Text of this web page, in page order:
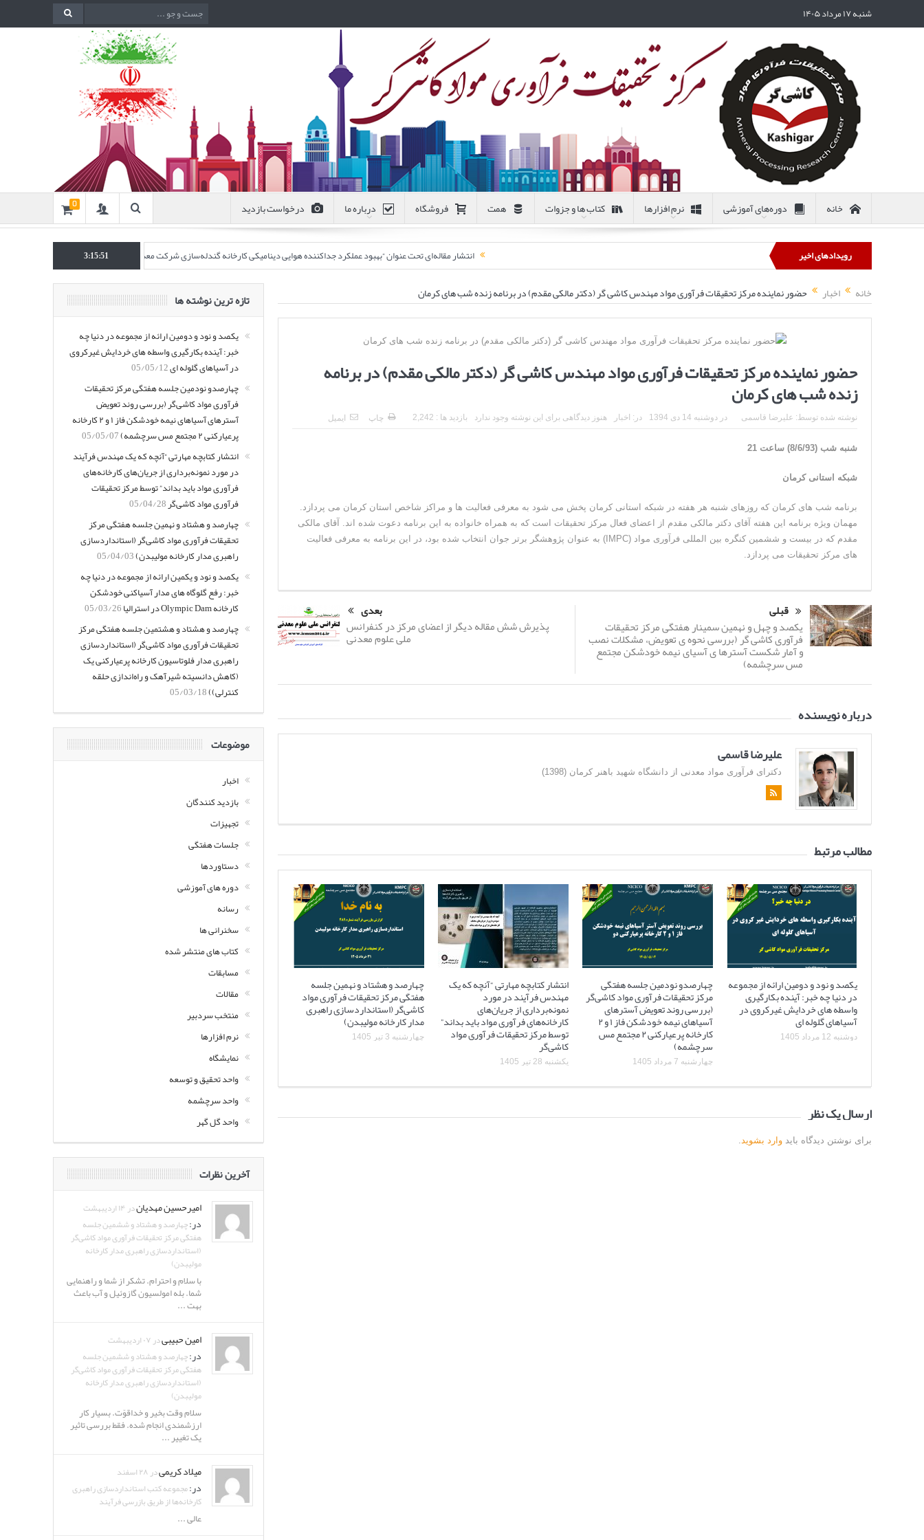
شنبه ۱۷ مرداد ۱۴۰۵
خانه دوره‌های آموزشی نرم افزارها کتاب ها و جزوات همت فروشگاه درباره ما درخواست بازدید 0
رویدادهای اخیر انتشار مقاله‌ای تحت عنوان “بهبود عملکرد جداکننده هوایی دینامیکی کارخانه گندله‌سازی شرکت معدنی و صنعتی گل‌گهر” در نشریه
3:15:52
خانه اخبار حضور نماینده مرکز تحقیقات فرآوری مواد مهندس کاشی گر (دکتر مالکی مقدم) در برنامه زنده شب های کرمان
حضور نماینده مرکز تحقیقات فرآوری مواد مهندس کاشی گر (دکتر مالکی مقدم) در برنامه
زنده شب های کرمان
نوشته شده توسط: علیرضا قاسمی دردوشنبه 14 دی 1394 در: اخبار هنوز دیدگاهی برای این نوشته وجود ندارد بازدید ها : 2,242 چاپ ایمیل
شنبه شب (8/6/93) ساعت 21
شبکه استانی کرمان
برنامه شب های کرمان که روزهای شنبه هر هفته در شبکه استانی کرمان پخش می شود به معرفی فعالیت ها و مراکز شاخص استان کرمان می پردازد.
مهمان ویژه برنامه این هفته آقای دکتر مالکی مقدم از اعضای فعال مرکز تحقیقات است که به همراه خانواده به این برنامه دعوت شده اند. آقای مالکی
مقدم که در بیست و ششمین کنگره بین المللی فرآوری مواد (IMPC) به عنوان پژوهشگر برتر جوان انتخاب شده بود، در این برنامه به معرفی فعالیت
های مرکز تحقیقات می پردازد.
قبلی
یکصد و چهل و نهمین سمینار هفتگی مرکز تحقیقات
فرآوری کاشی گر (بررسی نحوه ی تعویض، مشکلات نصب
و آمار شکست آسترها ی آسیای نیمه خودشکن مجتمع
مس سرچشمه)
بعدی
پذیرش شش مقاله دیگر از اعضای مرکز در کنفرانس
ملی علوم معدنی
درباره نویسنده
علیرضا قاسمی
دکترای فرآوری مواد معدنی از دانشگاه شهید باهنر کرمان (1398)
مطالب مرتبط
یکصد و نود و دومین ارائه از مجموعه
در دنیا چه خبر: آینده بکارگیری
واسطه های خردایش غیرکروی در
آسیاهای گلوله ای
دوشنبه 12 مرداد 1405
چهارصدو نودمین جلسه هفتگی
مرکز تحقیقات فرآوری مواد کاشی‌گر
(بررسی روند تعویض آسترهای
آسیاهای نیمه خودشکن فاز ۱ و ۲
کارخانه پرعیارکنی ۲ مجتمع مس
سرچشمه)
چهارشنبه 7 مرداد 1405
انتشار کتابچه مهارتی “آنچه که یک
مهندس فرآیند در مورد
نمونه‌برداری از جریان‌های
کارخانه‌های فرآوری مواد باید بداند”
توسط مرکز تحقیقات فرآوری مواد
کاشی‌گر
یکشنبه 28 تیر 1405
چهارصد و هشتاد و نهمین جلسه
هفتگی مرکز تحقیقات فرآوری مواد
کاشی‌گر (استانداردسازی راهبری
مدار کارخانه مولیبدن)
چهارشنبه 3 تیر 1405
ارسال یک نظر
برای نوشتن دیدگاه بایدوارد بشوید
تازه ترین نوشته ها
یکصد و نود و دومین ارائه از مجموعه در دنیا چه
خبر: آینده بکارگیری واسطه های خردایش غیرکروی
در آسیاهای گلوله ای05/05/12
چهارصدو نودمین جلسه هفتگی مرکز تحقیقات
فرآوری مواد کاشی‌گر (بررسی روند تعویض
آسترهای آسیاهای نیمه خودشکن فاز ۱ و ۲ کارخانه
پرعیارکنی ۲ مجتمع مس سرچشمه)
05/05/07
انتشار کتابچه مهارتی “آنچه که یک مهندس فرآیند
در مورد نمونه‌برداری از جریان‌های کارخانه‌های
فرآوری مواد باید بداند” توسط مرکز تحقیقات
فرآوری مواد کاشی‌گر05/04/28
چهارصد و هشتاد و نهمین جلسه هفتگی مرکز
تحقیقات فرآوری مواد کاشی‌گر (استانداردسازی
راهبری مدار کارخانه مولیبدن)05/04/03
یکصد و نود و یکمین ارائه از مجموعه در دنیا چه
خبر: رفع گلوگاه های مدار آسیاکنی خودشکن
کارخانه Olympic Dam در استرالیا
05/03/26
چهارصد و هشتاد و هشتمین جلسه هفتگی مرکز
تحقیقات فرآوری مواد کاشی‌گر (استانداردسازی
راهبری مدار فلوتاسیون کارخانه پرعیارکنی یک
(کاهش دانسیته شیرآهک و راه‌اندازی حلقه
کنترلی))05/03/18
موضوعات
اخبار
بازدید کنندگان
تجهیزات
جلسات هفتگی
دستاوردها
دوره های آموزشی
رسانه
سخنرانی ها
کتاب های منتشر شده
مسابقات
مقالات
منتخب سردبیر
نرم افزارها
نمایشگاه
واحد تحقیق و توسعه
واحد سرچشمه
واحد گل گهر
آخرین نظرات
امیرحسین مهدیاندر ۱۴ اردیبهشت
در:چهارصد و هشتاد و ششمین جلسه
هفتگی مرکز تحقیقات فرآوری مواد کاشی‌گر
(استانداردسازی راهبری مدار کارخانه
مولیبدن)
با سلام و احترام. تشکر از شما و راهنمایی
شما. بله امولسیون گازوئیل و آب باعث
بهت ...
امین حبیبیدر ۰۷ اردیبهشت
در:چهارصد و هشتاد و ششمین جلسه
هفتگی مرکز تحقیقات فرآوری مواد کاشی‌گر
(استانداردسازی راهبری مدار کارخانه
مولیبدن)
سلام وقت بخیر و خداقوّت. بسیار کار
ارزشمندی انجام شده. فقط بررسی تاثیر
یک تغییر ...
میلاد کریمیدر ۲۸ اسفند
در:مجموعه کتب استانداردسازی راهبری
کارخانه‌ها از طریق بازرسی فرآیند
عالی ...